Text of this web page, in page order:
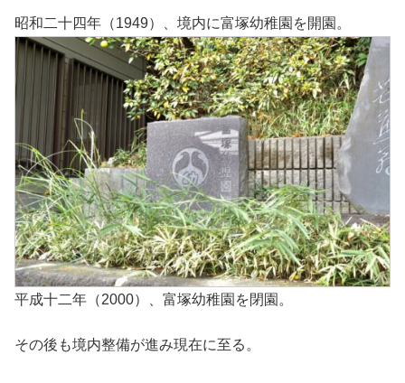
昭和二十四年（1949）、境内に富塚幼稚園を開園。
平成十二年（2000）、富塚幼稚園を閉園。
その後も境内整備が進み現在に至る。